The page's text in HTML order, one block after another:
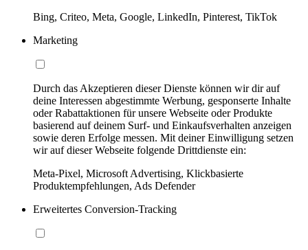
Bing, Criteo, Meta, Google, LinkedIn, Pinterest, TikTok
Marketing
Durch das Akzeptieren dieser Dienste können wir dir auf
deine Interessen abgestimmte Werbung, gesponserte Inhalte
oder Rabattaktionen für unsere Webseite oder Produkte
basierend auf deinem Surf- und Einkaufsverhalten anzeigen
sowie deren Erfolge messen. Mit deiner Einwilligung setzen
wir auf dieser Webseite folgende Drittdienste ein:
Meta-Pixel, Microsoft Advertising, Klickbasierte
Produktempfehlungen, Ads Defender
Erweitertes Conversion-Tracking